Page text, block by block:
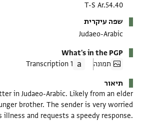
T-S Ar.54.40
שפה עיקרית
Judaeo-Arabic
What's in the PGP
תמונה
1 Transcription
תיאור
in Judaeo-Arabic. Likely from an elder
brother. The sender is very worried
illness and requests a speedy response.